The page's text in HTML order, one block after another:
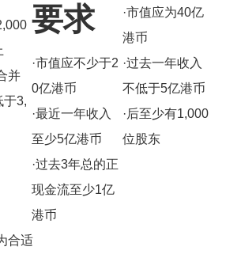
并
于3,
要求
·市值应不少于2
0亿港币
·最近一年收入
至少5亿港币
·过去3年总的正
现金流至少1亿
港币
·市值应为40亿
港币
·过去一年收入
不低于5亿港币
·后至少有1,000
位股东
合适